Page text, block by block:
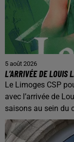
5 août 2026
L’ARRIVÉE DE LOUIS
Le Limoges CSP
avec l’arrivée de
saisons au sein du